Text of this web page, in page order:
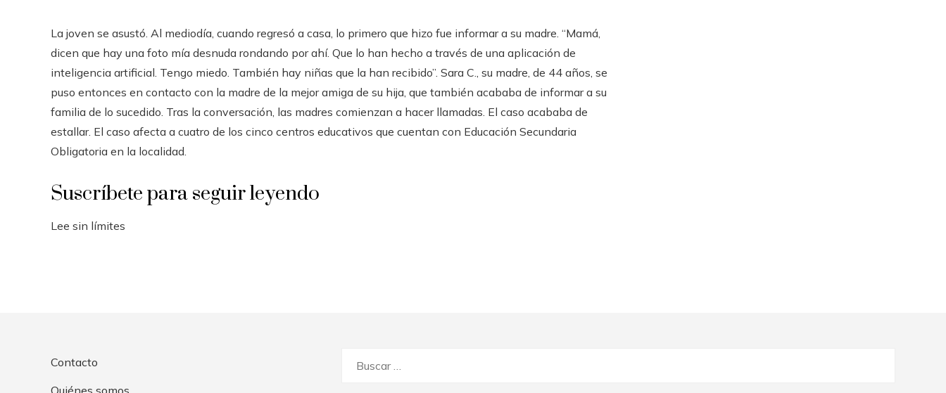
La joven se asustó. Al mediodía, cuando regresó a casa, lo primero que hizo fue informar a su madre. “Mamá,
dicen que hay una foto mía desnuda rondando por ahí. Que lo han hecho a través de una aplicación de
inteligencia artificial. Tengo miedo. También hay niñas que la han recibido”. Sara C., su madre, de 44 años, se
puso entonces en contacto con la madre de la mejor amiga de su hija, que también acababa de informar a su
familia de lo sucedido. Tras la conversación, las madres comienzan a hacer llamadas. El caso acababa de
estallar. El caso afecta a cuatro de los cinco centros educativos que cuentan con Educación Secundaria
Obligatoria en la localidad.
Suscríbete para seguir leyendo
Lee sin límites
Contacto
Quiénes somos